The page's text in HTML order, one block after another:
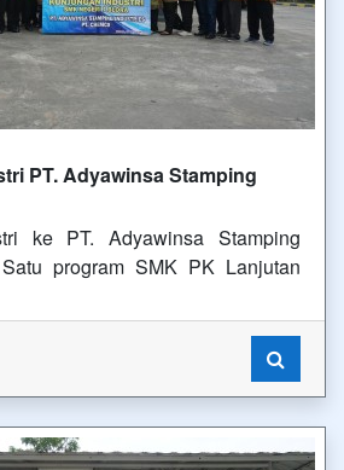
PT. Adyawinsa Stamping
ke PT. Adyawinsa Stamping
program SMK PK Lanjutan